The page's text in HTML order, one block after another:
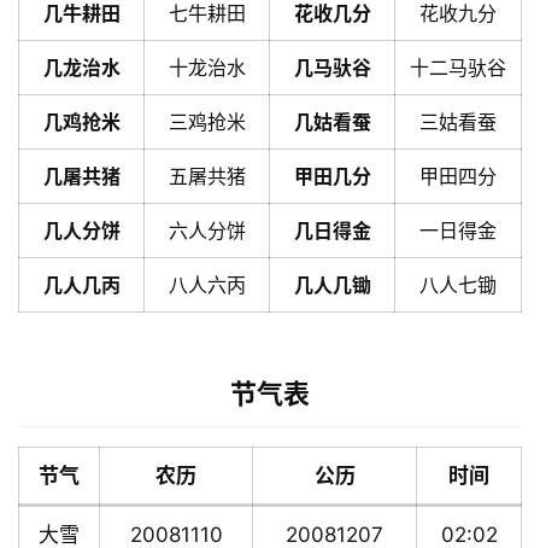
几牛耕田 七牛耕田 花收几分 花收九分
几龙治水 十龙治水 几马驮谷 十二马驮谷
几鸡抢米 三鸡抢米 几姑看蚕 三姑看蚕
几屠共猪 五屠共猪 甲田几分 甲田四分
几人分饼 六人分饼 几日得金 一日得金
几人几丙 八人六丙 几人几锄 八人七锄
节气表
节气 农历 公历 时间
大雪 20081110 20081207 02:02